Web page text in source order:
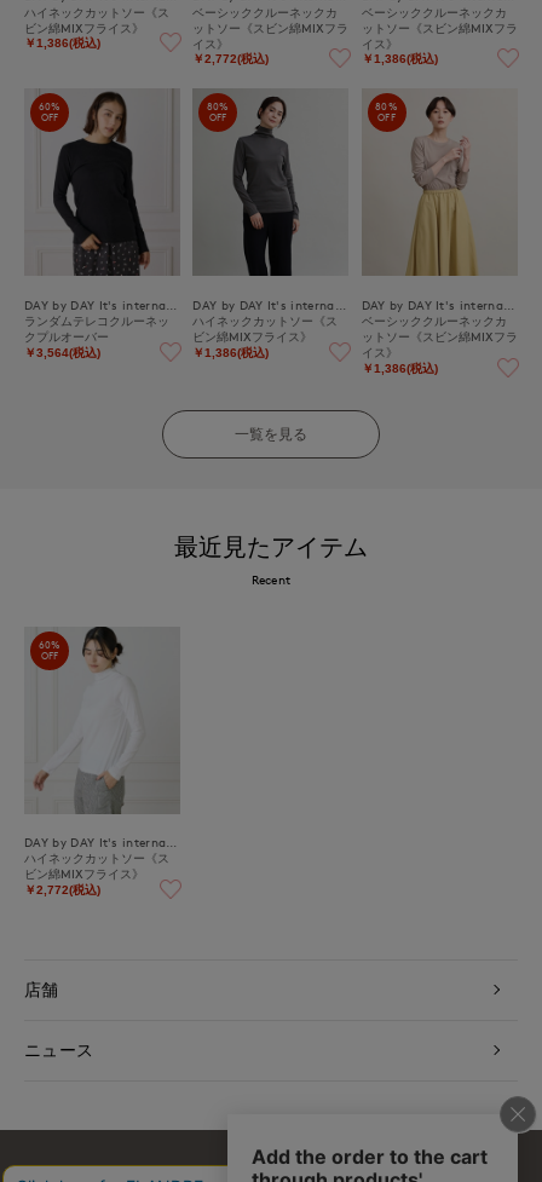
ハイネックカットソー《ス
ビン綿MIXフライス》
￥1,386(税込)
ベーシッククルーネックカ
ットソー《スビン綿MIXフラ
イス》
￥2,772(税込)
ベーシッククルーネックカ
ットソー《スビン綿MIXフラ
イス》
￥1,386(税込)
60%
OFF
ランダムテレコクルーネッ
クプルオーバー
￥3,564(税込)
80%
OFF
ハイネックカットソー《ス
ビン綿MIXフライス》
￥1,386(税込)
80%
OFF
ベーシッククルーネックカ
ットソー《スビン綿MIXフラ
イス》
￥1,386(税込)
一覧を見る
最近見たアイテム
Recent
60%
OFF
ハイネックカットソー《ス
ビン綿MIXフライス》
￥2,772(税込)
店舗
ニュース